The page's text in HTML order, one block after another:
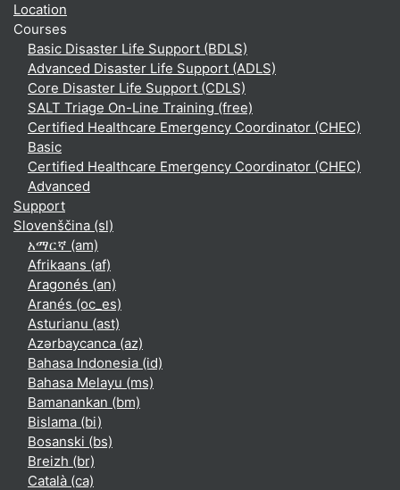
Location
Courses
Basic Disaster Life Support (BDLS)
Advanced Disaster Life Support (ADLS)
Core Disaster Life Support (CDLS)
SALT Triage On-Line Training (free)
Certified Healthcare Emergency Coordinator (CHEC)
Basic
Certified Healthcare Emergency Coordinator (CHEC)
Advanced
Support
Slovenščina ‎(sl)‎
አማርኛ ‎(am)‎
Afrikaans ‎(af)‎
Aragonés ‎(an)‎
Aranés ‎(oc_es)‎
Asturianu ‎(ast)‎
Azərbaycanca ‎(az)‎
Bahasa Indonesia ‎(id)‎
Bahasa Melayu ‎(ms)‎
Bamanankan ‎(bm)‎
Bislama ‎(bi)‎
Bosanski ‎(bs)‎
Breizh ‎(br)‎
Català ‎(ca)‎